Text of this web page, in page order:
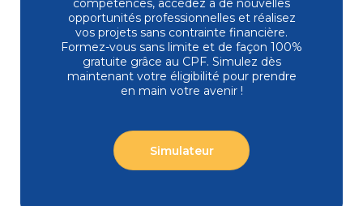
Bureautique
PowerPoint - Initiation - Etre opérationnel
pour concevoir et diffuser
un diaporama
Top ventes
POW-IN | Initiation / Fondamentaux
compétences, accédez à de nouvelles
opportunités professionnelles et réalisez
vos projets sans contrainte financière.
Formez-vous sans limite et de façon 100%
gratuite grâce au CPF. Simulez dès
maintenant votre éligibilité pour prendre
en main votre avenir !
Simulateur